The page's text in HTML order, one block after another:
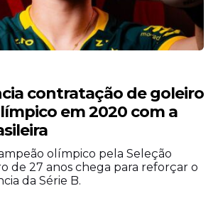
e, em casos de grandes
a equipe realiza a coleta no
pode ser feito pelo
6856 ou pelo e-
contratação de goleiro
em 2020 com a
olímpico pela Seleção
de 27 anos chega para reforçar o
da Série B.